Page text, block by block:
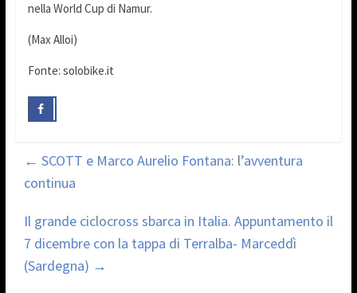
nella World Cup di Namur.
(Max Alloi)
Fonte: solobike.it
← SCOTT e Marco Aurelio Fontana: l’avventura
continua
Il grande ciclocross sbarca in Italia. Appuntamento il
7 dicembre con la tappa di Terralba- Marceddì
(Sardegna) →